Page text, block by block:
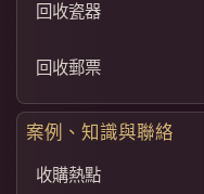
回收瓷器
回收郵票
案例、知識與聯絡
收購熱點